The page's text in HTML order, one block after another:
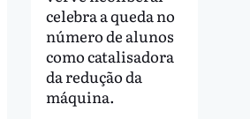
celebra a queda no
número de alunos
como catalisadora
da redução da
máquina.